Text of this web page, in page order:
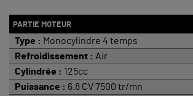
PARTIE MOTEUR
Type : Monocylindre 4 temps
Refroidissement : Air
Cylindrée : 125cc
Puissance : 6.8 CV 7500 tr/mn